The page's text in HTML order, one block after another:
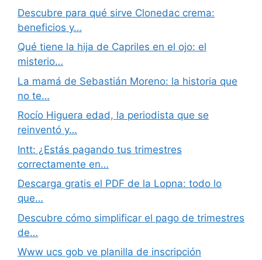
Descubre para qué sirve Clonedac crema:
beneficios y…
Qué tiene la hija de Capriles en el ojo: el
misterio…
La mamá de Sebastián Moreno: la historia que
no te…
Rocío Higuera edad, la periodista que se
reinventó y…
Intt: ¿Estás pagando tus trimestres
correctamente en…
Descarga gratis el PDF de la Lopna: todo lo
que…
Descubre cómo simplificar el pago de trimestres
de…
Www ucs gob ve planilla de inscripción